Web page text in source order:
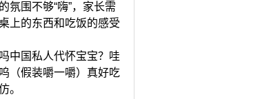
围不够“嗨”，家长需
上的东西和吃饭的感受
中国私人代怀宝宝？哇
（假装嚼一嚼）真好吃
。